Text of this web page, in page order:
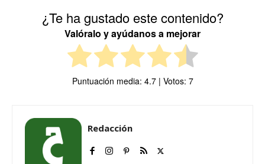
¿Te ha gustado este contenido?
Valóralo y ayúdanos a mejorar
Puntuación media: 4.7| Votos: 7
Redacción